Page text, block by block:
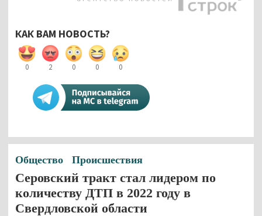
КАК ВАМ НОВОСТЬ?
0 2 0 0 0
Общество Происшествия
Серовский тракт стал лидером по
количеству ДТП в 2022 году в
Свердловской области